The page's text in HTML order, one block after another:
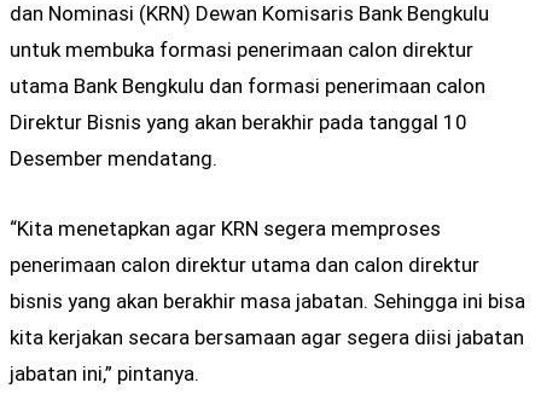
dan Nominasi (KRN) Dewan Komisaris Bank Bengkulu
untuk membuka formasi penerimaan calon direktur
utama Bank Bengkulu dan formasi penerimaan calon
Direktur Bisnis yang akan berakhir pada tanggal 10
Desember mendatang.
“Kita menetapkan agar KRN segera memproses
penerimaan calon direktur utama dan calon direktur
bisnis yang akan berakhir masa jabatan. Sehingga ini bisa
kita kerjakan secara bersamaan agar segera diisi jabatan
jabatan ini,” pintanya.